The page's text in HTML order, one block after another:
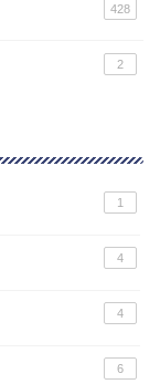
428
2
1
4
4
6